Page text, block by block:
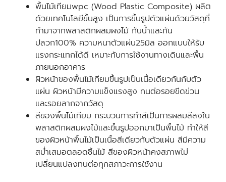
พื้นไม้เทียมwpc (Wood Plastic Composite) ผลิต
ด้วยเทคโนโลยีขั้นสูง เป็นการขึ้นรูปตัวแผ่นด้วยวัสดุที่
ทำมาจากพลาสติกผสมผงไม้ กันน้ำและกัน
ปลวก100% ความหนาตัวแผ่น25มิล ออกแบบให้รับ
แรงกระแทกได้ดี เหมาะกับการใช้งานทางเดินและพื้น
ภายนอกอาคาร
ผิวหน้าของพื้นไม้เทียมขึ้นรูปเป็นเนื้อเดียวกันกับตัว
แผ่น ผิวหน้ามีความแข็งแรงสูง ทนต่อรอยขีดข่วน
และรอยลากจากวัสดุ
สีของพื้นไม้เทียม กระบวนการทำสีเป็นการผสมสีลงใน
พลาสติกผสมผงไม้และขึ้นรูปออกมาเป็นพื้นไม้ ทำให้สี
ของผิวหน้าพื้นไม้เป็นเนื้อสีเดียวกับตัวแผ่น สีมีความ
สม่ำเสมอตลอดชิ้นไม้ สีของผิวหน้าคงสภาพไม่
เปลี่ยนแปลงทนต่อทุกสภาวะการใช้งาน